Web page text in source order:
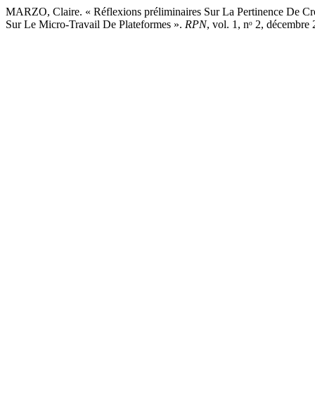
MARZO, Claire. « Réflexions préliminaires Sur La Pertinence De
Sur Le Micro-Travail De Plateformes ». RPN, vol. 1, nᵒ 2,